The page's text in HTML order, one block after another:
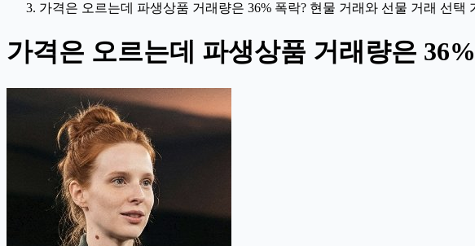
가격은 오르는데 파생상품 거래량은 36% 폭락? 현물 거래와 선물 거래 선택
가격은 오르는데 파생상품 거래량은